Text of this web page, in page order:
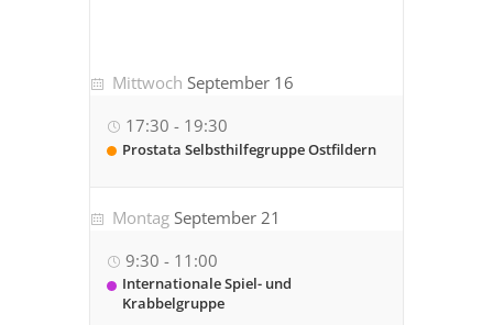
Mittwoch September 16
17:30 - 19:30
Prostata Selbsthilfegruppe Ostfildern
Montag September 21
9:30 - 11:00
Internationale Spiel- und
Krabbelgruppe